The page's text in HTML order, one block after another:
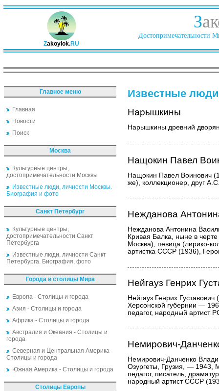
Zakoylok.RU
З
Достопримечательности
Главное меню
Главная
Новости
Поиск
Москва
Культурные центры,
достопримечательности Москвы
Известные люди, личности Москвы.
Биография и фото
Санкт Петербург
Культурные центры,
достопримечательности Санкт
Петербурга
Известные люди, личности Санкт
Петербурга. Биография, фото
Города и столицы Мира
Европа - Столицы и города
Азия - Столицы и города
Африка - Столицы и города
Австралия и Океания - Столицы и
города
Северная и Центральная Америка -
Столицы и города
Южная Америка - Столицы и города
Столицы Европы
Известные
Нарышкины
Нарышкины древний
Нащокин Павел
Нащокин Павел Воинович
же), коллекционер, друг
Нежданова
Нежданова Антонина
Кривая Балка, ныне в
Москва), певица (лирико-
артистка СССР (1936),
Нейгауз Генрих
Нейгауз Генрих Густавович
Херсонской губернии —
педагог, народный артист
Немирович-
Немирович-Данченко
Озургеты, Грузия, — 1943,
педагог, писатель,
народный артист СССР